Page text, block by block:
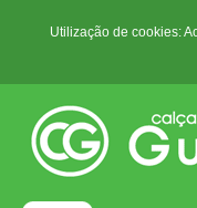
Utilização de cookies: